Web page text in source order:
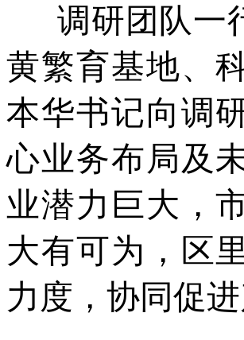
调研团队一
黄繁育基地、
本华书记向调
心业务布局及
业潜力巨大，
大有可为，区
力度，协同促